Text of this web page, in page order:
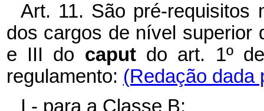
Art. 11. São pré-requisitos
dos cargos de nível superior
e III do caput do art. 1º
regulamento: (Redação dada
I - para a Classe B: